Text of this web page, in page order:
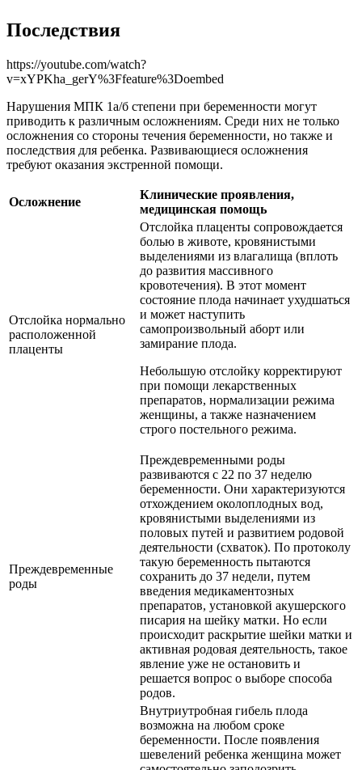
Последствия
https://youtube.com/watch?
v=xYPKha_gerY%3Ffeature%3Doembed
Нарушения МПК 1а/б степени при беременности могут
приводить к различным осложнениям. Среди них не только
осложнения со стороны течения беременности, но также и
последствия для ребенка. Развивающиеся осложнения
требуют оказания экстренной помощи.
Осложнение
Клинические проявления,
медицинская помощь
Отслойка нормально
расположенной
плаценты
Отслойка плаценты сопровождается
болью в животе, кровянистыми
выделениями из влагалища (вплоть
до развития массивного
кровотечения). В этот момент
состояние плода начинает ухудшаться
и может наступить
самопроизвольный аборт или
замирание плода.
Небольшую отслойку корректируют
при помощи лекарственных
препаратов, нормализации режима
женщины, а также назначением
строго постельного режима.
Преждевременные
роды
Преждевременными роды
развиваются с 22 по 37 неделю
беременности. Они характеризуются
отхождением околоплодных вод,
кровянистыми выделениями из
половых путей и развитием родовой
деятельности (схваток). По протоколу
такую беременность пытаются
сохранить до 37 недели, путем
введения медикаментозных
препаратов, установкой акушерского
писария на шейку матки. Но если
происходит раскрытие шейки матки и
активная родовая деятельность, такое
явление уже не остановить и
решается вопрос о выборе способа
родов.
Внутриутробная гибель плода
возможна на любом сроке
беременности. После появления
шевелений ребенка женщина может